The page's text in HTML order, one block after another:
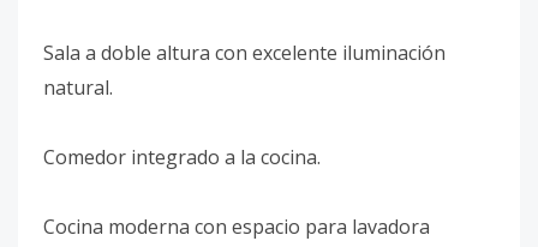
Sala a doble altura con excelente iluminación
natural.
Comedor integrado a la cocina.
Cocina moderna con espacio para lavadora